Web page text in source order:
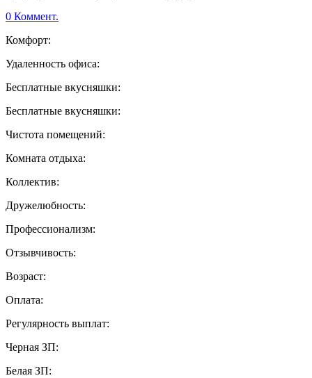
0 Коммент.
Комфорт:
Удаленность офиса:
Бесплатные вкусняшки:
Бесплатные вкусняшки:
Чистота помещений:
Комната отдыха:
Коллектив:
Дружелюбность:
Профессионализм:
Отзывчивость:
Возраст:
Оплата:
Регулярность выплат:
Черная ЗП:
Белая ЗП: